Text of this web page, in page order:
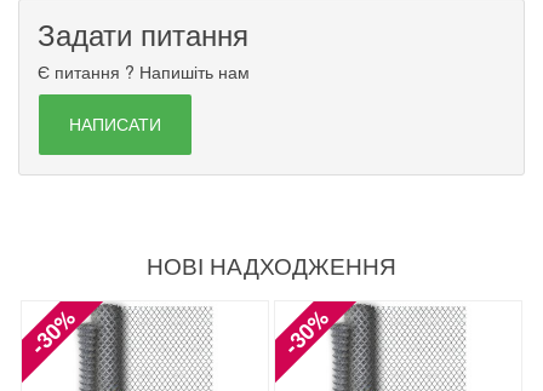
Задати питання
Є питання ? Напишіть нам
НАПИСАТИ
НОВІ НАДХОДЖЕННЯ
-30% -30%